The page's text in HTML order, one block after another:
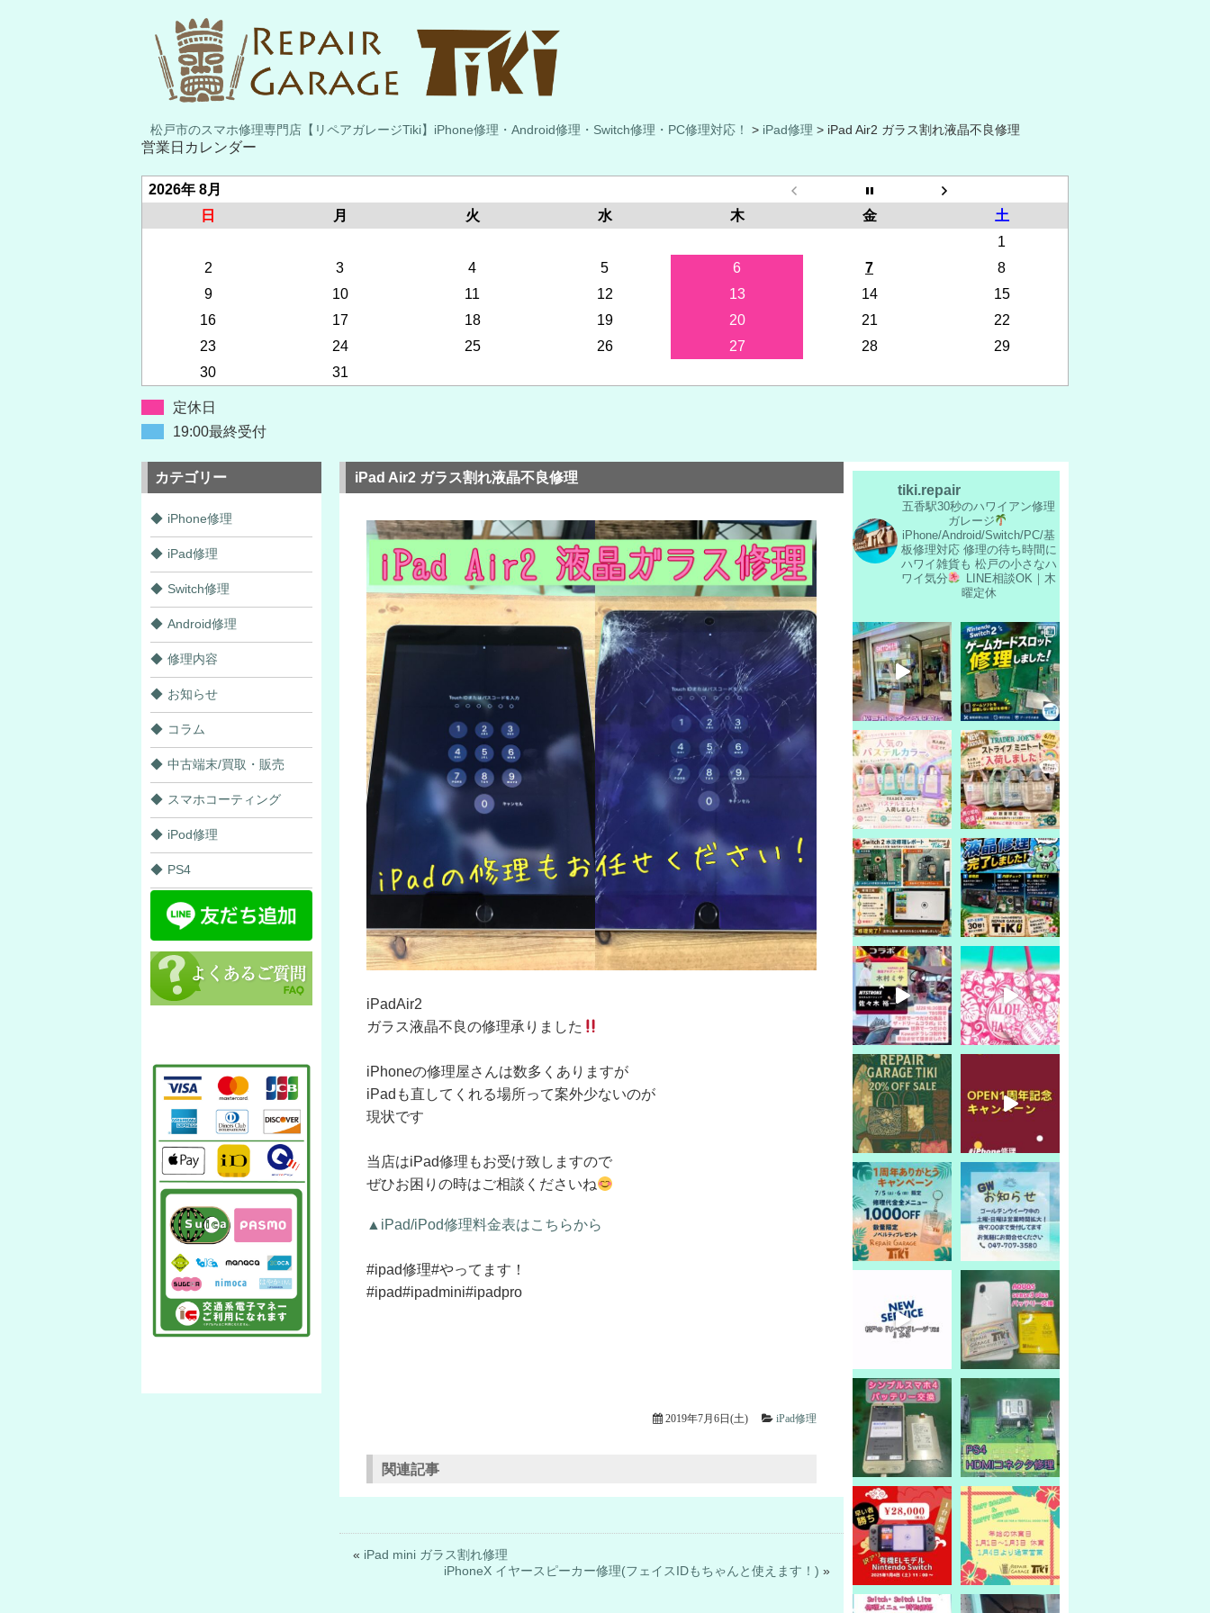
松戸市のスマホ修理専門店【リペアガレージTiki】iPhone修理・Android修理・Switch修理・PC修理対応！ > iPad修理 > iPad Air2 ガラス割れ液晶不良修理
営業日カレンダー
2026年 8月
日
月 火 水 木 金
土
1
2
3 4 5 6 7
8
9
10 11 12 13 14
15
16
17 18 19 20 21
22
23
24 25 26 27 28
29
30
31
定休日
19:00最終受付
iPad Air2 ガラス割れ液晶不良修理
iPadAir2
ガラス液晶不良の修理承りました
iPhoneの修理屋さんは数多くありますが
iPadも直してくれる場所って案外少ないのが
現状です
当店はiPad修理もお受け致しますので
ぜひお困りの時はご相談くださいね
▲iPad/iPod修理料金表はこちらから
#ipad修理#やってます！
#ipad#ipadmini#ipadpro
2019年7月6日(土) iPad修理
関連記事
« iPad mini ガラス割れ修理
iPhoneX イヤースピーカー修理(フェイスIDもちゃんと使えます！) »
カテゴリー
iPhone修理
iPad修理
Switch修理
Android修理
修理内容
お知らせ
コラム
中古端末/買取・販売
スマホコーティング
iPod修理
PS4
tiki.repair
五香駅30秒のハワイアン修理
ガレージ
iPhone/Android/Switch/PC/基
板修理対応修理の待ち時間に
ハワイ雑貨も 松戸の小さなハ
ワイ気分
LINE相談OK｜木
曜定休